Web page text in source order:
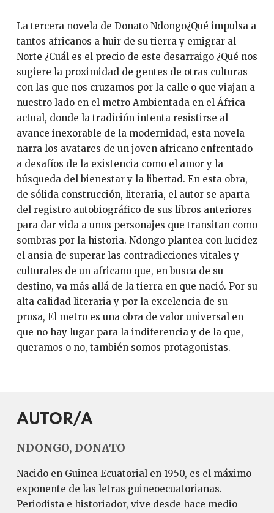
La tercera novela de Donato Ndongo¿Qué impulsa a
tantos africanos a huir de su tierra y emigrar al
Norte ¿Cuál es el precio de este desarraigo ¿Qué nos
sugiere la proximidad de gentes de otras culturas
con las que nos cruzamos por la calle o que viajan a
nuestro lado en el metro Ambientada en el África
actual, donde la tradición intenta resistirse al
avance inexorable de la modernidad, esta novela
narra los avatares de un joven africano enfrentado
a desafíos de la existencia como el amor y la
búsqueda del bienestar y la libertad. En esta obra,
de sólida construcción, literaria, el autor se aparta
del registro autobiográfico de sus libros anteriores
para dar vida a unos personajes que transitan como
sombras por la historia. Ndongo plantea con lucidez
el ansia de superar las contradicciones vitales y
culturales de un africano que, en busca de su
destino, va más allá de la tierra en que nació. Por su
alta calidad literaria y por la excelencia de su
prosa, El metro es una obra de valor universal en
que no hay lugar para la indiferencia y de la que,
queramos o no, también somos protagonistas.
AUTOR/A
NDONGO, DONATO
Nacido en Guinea Ecuatorial en 1950, es el máximo
exponente de las letras guineoecuatorianas.
Periodista e historiador, vive desde hace medio